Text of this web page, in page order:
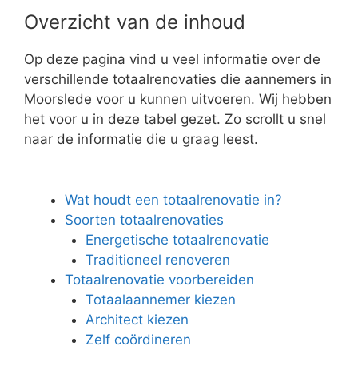
Overzicht van de inhoud
Op deze pagina vind u veel informatie over de
verschillende totaalrenovaties die aannemers in
Moorslede voor u kunnen uitvoeren. Wij hebben
het voor u in deze tabel gezet. Zo scrollt u snel
naar de informatie die u graag leest.
Wat houdt een totaalrenovatie in?
Soorten totaalrenovaties
Energetische totaalrenovatie
Traditioneel renoveren
Totaalrenovatie voorbereiden
Totaalaannemer kiezen
Architect kiezen
Zelf coördineren